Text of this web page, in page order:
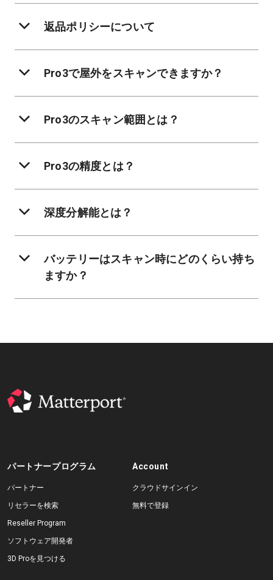
返品ポリシーについて
Pro3で屋外をスキャンできますか？
Pro3のスキャン範囲とは？
Pro3の精度とは？
深度分解能とは？
バッテリーはスキャン時にどのくらい持ち
ますか？
パートナープログラム
パートナー
リセラーを検索
Reseller Program
ソフトウェア開発者
3D Proを見つける
Account
クラウドサインイン
無料で登録